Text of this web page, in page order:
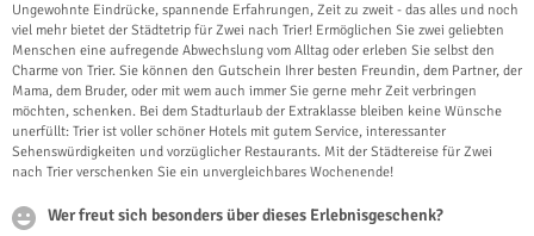
Ungewohnte Eindrücke, spannende Erfahrungen, Zeit zu zweit - das alles und noch
viel mehr bietet der Städtetrip für Zwei nach Trier! Ermöglichen Sie zwei geliebten
Menschen eine aufregende Abwechslung vom Alltag oder erleben Sie selbst den
Charme von Trier. Sie können den Gutschein Ihrer besten Freundin, dem Partner, der
Mama, dem Bruder, oder mit wem auch immer Sie gerne mehr Zeit verbringen
möchten, schenken. Bei dem Stadturlaub der Extraklasse bleiben keine Wünsche
unerfüllt: Trier ist voller schöner Hotels mit gutem Service, interessanter
Sehenswürdigkeiten und vorzüglicher Restaurants. Mit der Städtereise für Zwei
nach Trier verschenken Sie ein unvergleichbares Wochenende!
Wer freut sich besonders über dieses Erlebnisgeschenk?